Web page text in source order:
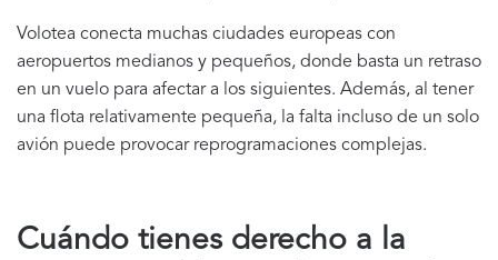
Volotea conecta muchas ciudades europeas con
aeropuertos medianos y pequeños, donde basta un retraso
en un vuelo para afectar a los siguientes. Además, al tener
una flota relativamente pequeña, la falta incluso de un solo
avión puede provocar reprogramaciones complejas.
Cuándo tienes derecho a la